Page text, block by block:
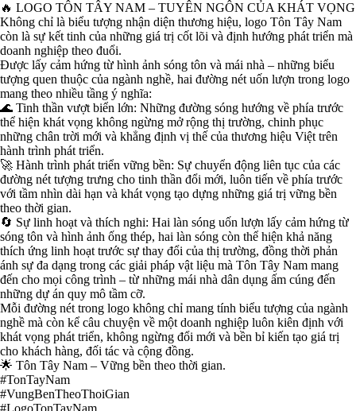
🔥 LOGO TÔN TÂY NAM – TUYÊN NGÔN CỦA KHÁT VỌNG
Không chỉ là biểu tượng nhận diện thương hiệu, logo Tôn Tây Nam
còn là sự kết tinh của những giá trị cốt lõi và định hướng phát triển mà
doanh nghiệp theo đuổi.
Được lấy cảm hứng từ hình ảnh sóng tôn và mái nhà – những biểu
tượng quen thuộc của ngành nghề, hai đường nét uốn lượn trong logo
mang theo nhiều tầng ý nghĩa:
🌊 Tinh thần vượt biển lớn: Những đường sóng hướng về phía trước
thể hiện khát vọng không ngừng mở rộng thị trường, chinh phục
những chân trời mới và khẳng định vị thế của thương hiệu Việt trên
hành trình phát triển.
🚀 Hành trình phát triển vững bền: Sự chuyển động liên tục của các
đường nét tượng trưng cho tinh thần đổi mới, luôn tiến về phía trước
với tầm nhìn dài hạn và khát vọng tạo dựng những giá trị vững bền
theo thời gian.
🔄 Sự linh hoạt và thích nghi: Hai làn sóng uốn lượn lấy cảm hứng từ
sóng tôn và hình ảnh ống thép, hai làn sóng còn thể hiện khả năng
thích ứng linh hoạt trước sự thay đổi của thị trường, đồng thời phản
ánh sự đa dạng trong các giải pháp vật liệu mà Tôn Tây Nam mang
đến cho mọi công trình – từ những mái nhà dân dụng ấm cúng đến
những dự án quy mô tầm cỡ.
Mỗi đường nét trong logo không chỉ mang tính biểu tượng của ngành
nghề mà còn kể câu chuyện về một doanh nghiệp luôn kiên định với
khát vọng phát triển, không ngừng đổi mới và bền bỉ kiến tạo giá trị
cho khách hàng, đối tác và cộng đồng.
🌟 Tôn Tây Nam – Vững bền theo thời gian.
#TonTayNam
#VungBenTheoThoiGian
#LogoTonTayNam